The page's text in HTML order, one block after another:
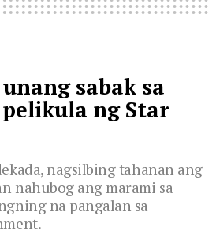
unang sabak sa
ng Star
nagsilbing tahanan ang
nahubog ang marami sa
na pangalan sa